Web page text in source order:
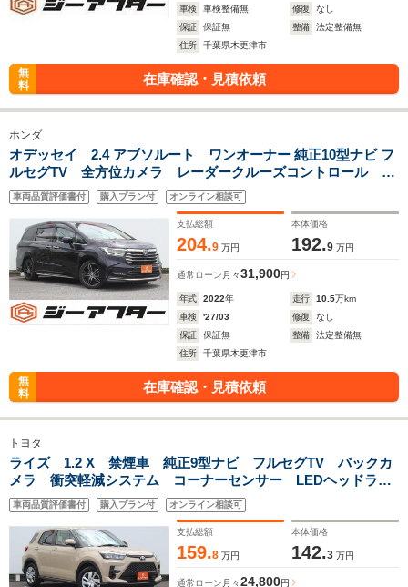
車検
車検整備無 修復
なし
保証
保証無 整備
法定整備無
住所
千葉県木更津市
無
料
在庫確認・見積依頼
ホンダ
オデッセイ 2.4 アブソルート ワンオーナー 純正10型ナビ フ
ルセグTV 全方位カメラ レーダークルーズコントロール
LEDヘッドライト ETC 2.0 パワーシート 純正18インチア
ルミホイール 電動格納式ミラー
車両品質評価書付 購入プラン付 オンライン相談可
支払総額
204.9 万円
本体価格
192.9 万円
通常ローン 月々31,900円
年式 2022年 走行 10.5万km
車検
'27/03 修復
なし
保証
保証無 整備
法定整備無
住所
千葉県木更津市
無
料
在庫確認・見積依頼
トヨタ
ライズ 1.2 X 禁煙車 純正9型ナビ フルセグTV バックカ
メラ 衝突軽減システム コーナーセンサー LEDヘッドライ
ト雹害 レンタアップ車輛 ETC Bluetooth接続 アイドリ
ングストップ
車両品質評価書付 購入プラン付 オンライン相談可
支払総額
159.8 万円
本体価格
142.3 万円
通常ローン 月々24,800円